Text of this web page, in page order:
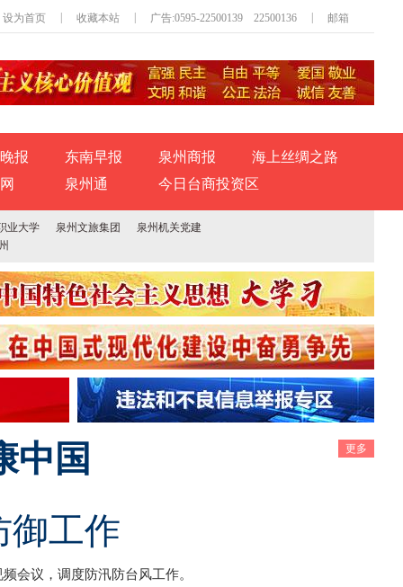
设为首页 收藏本站 广告:0595-22500139 22500136 邮箱
报 东南早报 泉州商报
海上丝绸之路
泉州通 今日台商投资区
业大学 泉州文旅集团
泉州机关党建
更多
中国
御工作
会议，调度防汛防台风工作。